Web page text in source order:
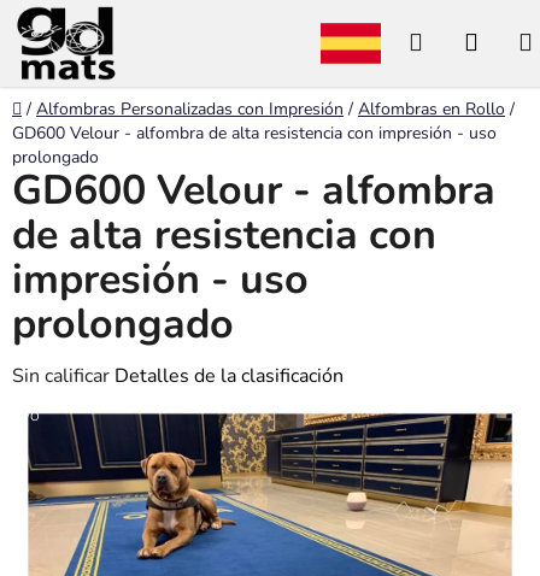
contenido
Buscar
LA
Inicio
/ Alfombras Personalizadas con Impresión / Alfombras en Rollo /
GD600 Velour - alfombra de alta resistencia con impresión - uso
prolongado
GD600 Velour - alfombra
de alta resistencia con
impresión - uso
prolongado
La
valoración
del
producto
Sin calificar Detalles de la clasificación
VO